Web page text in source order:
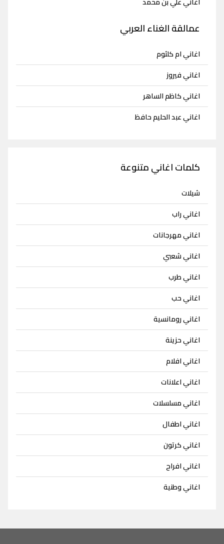
عمالقة الغناء العربي
اغاني ام كلثوم
اغاني فيروز
اغاني كاظم الساهر
اغاني عبد الحليم حافظ
كلمات اغاني متنوعة
شيلات
اغاني راب
اغاني مهرجانات
اغاني شعبي
اغاني طرب
اغاني حب
اغاني رومانسية
اغاني حزينة
اغاني افلام
اغاني اعلانات
اغاني مسلسلات
اغاني اطفال
اغاني كرتون
اغاني افراح
اغاني وطنية